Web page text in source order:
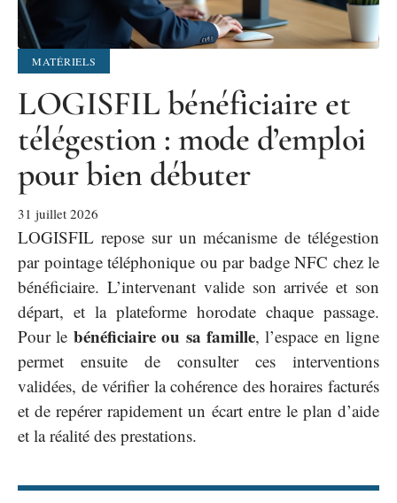
MATÉRIELS
LOGISFIL bénéficiaire et
télégestion : mode d’emploi
pour bien débuter
31 juillet 2026
LOGISFIL repose sur un mécanisme de télégestion
par pointage téléphonique ou par badge NFC chez le
bénéficiaire. L’intervenant valide son arrivée et son
départ, et la plateforme horodate chaque passage.
Pour le bénéficiaire ou sa famille, l’espace en ligne
permet ensuite de consulter ces interventions
validées, de vérifier la cohérence des horaires facturés
et de repérer rapidement un écart entre le plan d’aide
et la réalité des prestations.